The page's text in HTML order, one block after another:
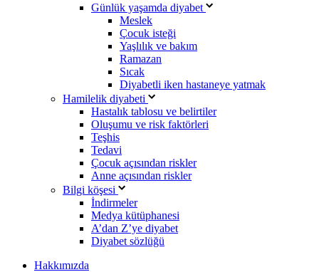
Günlük yaşamda diyabet
Meslek
Çocuk isteği
Yaşlılık ve bakım
Ramazan
Sıcak
Diyabetli iken hastaneye yatmak
Hamilelik diyabeti
Hastalık tablosu ve belirtiler
Oluşumu ve risk faktörleri
Teşhis
Tedavi
Çocuk açısından riskler
Anne açısından riskler
Bilgi köşesi
İndirmeler
Medya kütüphanesi
A’dan Z’ye diyabet
Diyabet sözlüğü
Hakkımızda